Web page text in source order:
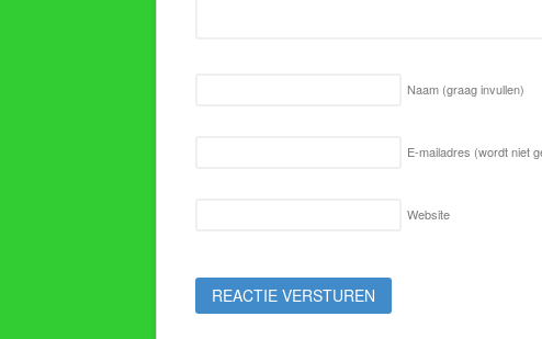
Naam (graag invullen)
E-mailadres (wordt niet
Website